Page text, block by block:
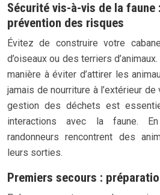
Sécurité vis-à-vis de la
prévention des risques
Évitez de construire votre
d’oiseaux ou des terriers
manière à éviter d’attirer les
jamais de nourriture à l’extérieur de
gestion des déchets est
interactions avec la faune.
randonneurs rencontrent des
leurs sorties.
Premiers secours :